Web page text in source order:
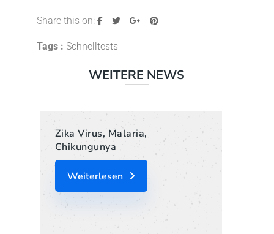
Share this on:
Tags : Schnelltests
WEITERE NEWS
Zika Virus, Malaria,
Chikungunya
Weiterlesen